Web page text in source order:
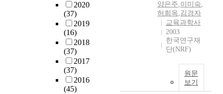
2020
(37)
2019
(16)
2018
(37)
2017
(37)
2016
(45)
양은주,이미숙,
허희옥,김경자
교육과학사
2003
한국연구재
단(NRF)
원문
보기